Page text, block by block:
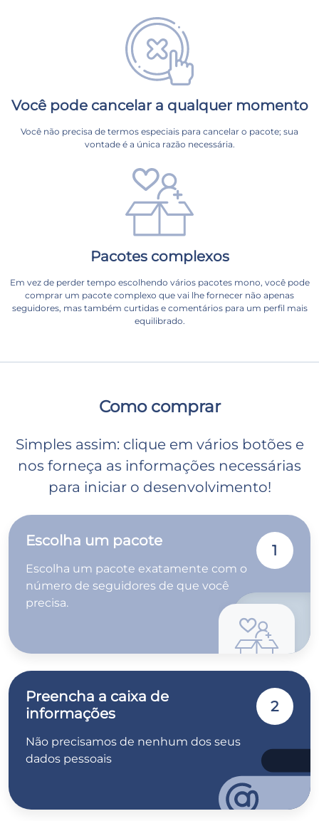
Você pode cancelar a qualquer momento
Você não precisa de termos especiais para cancelar o pacote; sua
vontade é a única razão necessária.
Pacotes complexos
Em vez de perder tempo escolhendo vários pacotes mono, você pode
comprar um pacote complexo que vai lhe fornecer não apenas
seguidores, mas também curtidas e comentários para um perfil mais
equilibrado.
Como comprar
Simples assim: clique em vários botões e
nos forneça as informações necessárias
para iniciar o desenvolvimento!
Escolha um pacote
Escolha um pacote exatamente com o
número de seguidores de que você
precisa.
1
Preencha a caixa de
informações
Não precisamos de nenhum dos seus
dados pessoais
2